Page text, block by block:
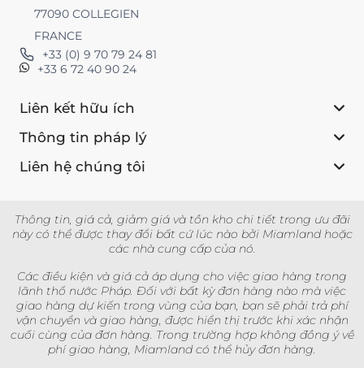
77090 COLLEGIEN
FRANCE
+33 (0) 9 70 79 24 81
+33 6 72 40 90 24
Liên kết hữu ích
Thông tin pháp lý
Liên hệ chúng tôi
Thông tin, giá cả, giảm giá và tồn kho chi tiết trong ưu đãi
này có thể được thay đổi bất cứ lúc nào bởi Miamland hoặc
các nhà cung cấp của nó.
Các điều kiện và giá cả áp dụng cho việc giao hàng trong
lãnh thổ nước Pháp. Đối với bất kỳ đơn hàng nào mà việc
giao hàng dự kiến trong vùng của bạn, bạn sẽ phải trả phí
vận chuyển và giao hàng, được hiển thị trước khi xác nhận
cuối cùng của đơn hàng. Trong trường hợp không đồng ý về
phí giao hàng, Miamland có thể hủy đơn hàng.